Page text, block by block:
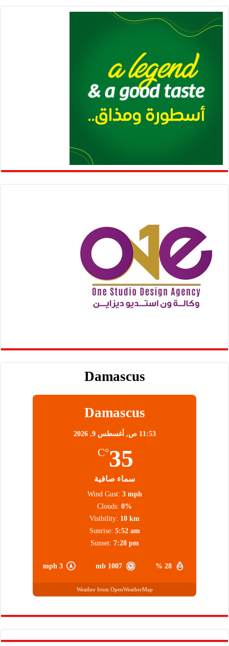
Damascus
Damascus
11:53 ص, أغسطس 9, 2026
35
°C
سماء صافية
28 %
1007 mb
3 mph
Wind Gust: 3 mph
Clouds: 0%
Visibility: 10 km
Sunrise: 5:52 am
Sunset: 7:28 pm
Weather from OpenWeatherMap